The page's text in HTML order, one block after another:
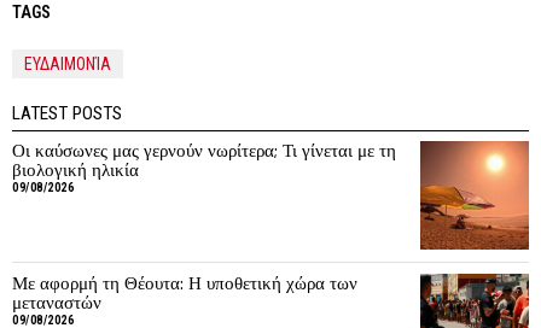
TAGS
ΕΥΔΑΙΜΟΝΊΑ
LATEST POSTS
Οι καύσωνες μας γερνούν νωρίτερα; Τι γίνεται με τη
βιολογική ηλικία
09/08/2026
Με αφορμή τη Θέουτα: Η υποθετική χώρα των
μεταναστών
09/08/2026